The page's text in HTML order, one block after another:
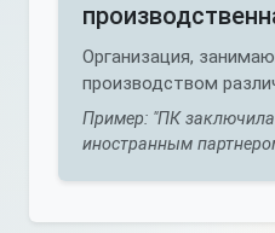
Организация,
производством
Пример: "ПК
иностранным